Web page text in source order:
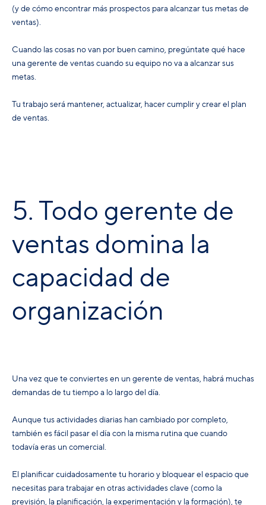
(y de cómo encontrar más prospectos para alcanzar tus metas de
ventas).
Cuando las cosas no van por buen camino, pregúntate qué hace
una gerente de ventas cuando su equipo no va a alcanzar sus
metas.
Tu trabajo será mantener, actualizar, hacer cumplir y crear el plan
de ventas.
5. Todo gerente de
ventas domina la
capacidad de
organización
Una vez que te conviertes en un gerente de ventas, habrá muchas
demandas de tu tiempo a lo largo del día.
Aunque tus actividades diarias han cambiado por completo,
también es fácil pasar el día con la misma rutina que cuando
todavía eras un comercial.
El planificar cuidadosamente tu horario y bloquear el espacio que
necesitas para trabajar en otras actividades clave (como la
previsión, la planificación, la experimentación y la formación), te